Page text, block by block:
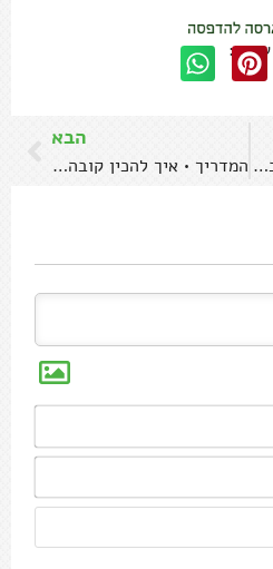
שתפו:
המדריך לתייר • איפה אוכלים (בזול) בברלין
הבא
המדריך • איך להכין קובה סולת ברוטב סלק אדום